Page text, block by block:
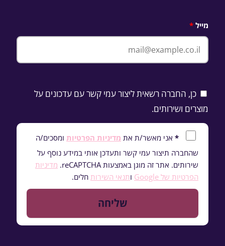
מייל
כן, החברה רשאית ליצור עמי קשר עם עדכונים על
מוצרים ושירותים.
* אני מאשר/ת את מדיניות הפרטיות ומסכים/ה
שהחברה תיצור עמי קשר ותעדכן אותי במידע נוסף על
שירותים. אתר זה מוגן באמצעות reCAPTCHA.
מדיניות
הפרטיות של Google
ותנאי השירות חלים.